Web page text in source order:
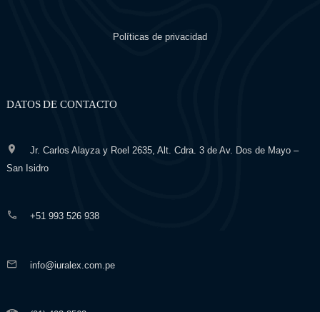
Políticas de privacidad
DATOS DE CONTACTO
Jr. Carlos Alayza y Roel 2635, Alt. Cdra. 3 de Av. Dos de Mayo –
San Isidro
+51 993 526 938
info@iuralex.com.pe